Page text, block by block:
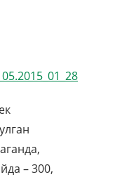
– 300,